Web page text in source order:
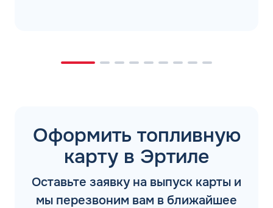
Оформить топливную
карту в Эртиле
Оставьте заявку на выпуск карты и
мы перезвоним вам в ближайшее